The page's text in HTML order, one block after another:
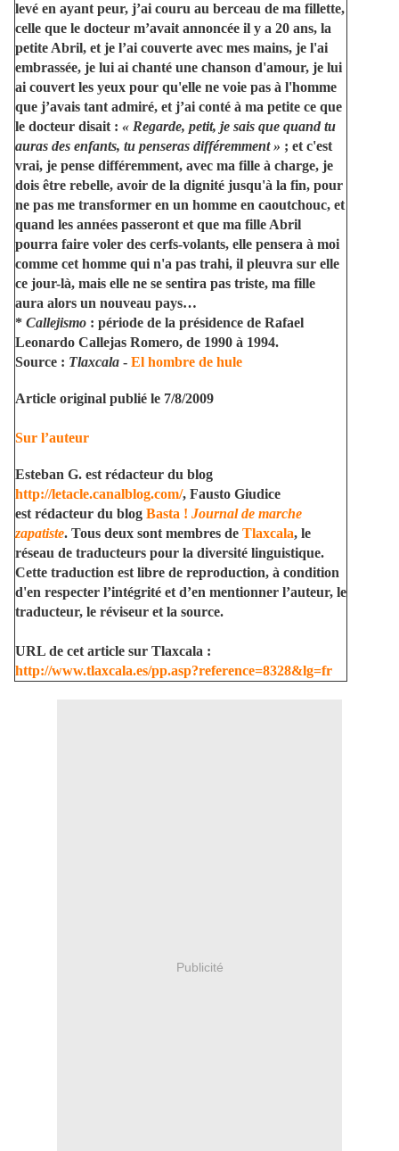
levé en ayant peur, j’ai couru au berceau de ma fillette,
celle que le docteur m’avait annoncée il y a 20 ans, la
petite Abril, et je l’ai couverte avec mes mains, je l'ai
embrassée, je lui ai chanté une chanson d'amour, je lui
ai couvert les yeux pour qu'elle ne voie pas à l'homme
que j’avais tant admiré, et j’ai conté à ma petite ce que
le docteur disait : « Regarde, petit, je sais que quand tu
auras des enfants, tu penseras différemment » ; et c'est
vrai, je pense différemment, avec ma fille à charge, je
dois être rebelle, avoir de la dignité jusqu'à la fin, pour
ne pas me transformer en un homme en caoutchouc, et
quand les années passeront et que ma fille Abril
pourra faire voler des cerfs-volants, elle pensera à moi
comme cet homme qui n'a pas trahi, il pleuvra sur elle
ce jour-là, mais elle ne se sentira pas triste, ma fille
aura alors un nouveau pays…
* Callejismo : période de la présidence de Rafael
Leonardo Callejas Romero, de 1990 à 1994.
Source : Tlaxcala - El hombre de hule
Article original publié le 7/8/2009
Sur l’auteur
Esteban G. est rédacteur du blog
http://letacle.canalblog.com/, Fausto Giudice
est rédacteur du blog Basta ! Journal de marche
zapatiste. Tous deux sont membres de Tlaxcala, le
réseau de traducteurs pour la diversité linguistique.
Cette traduction est libre de reproduction, à condition
d'en respecter l’intégrité et d’en mentionner l’auteur, le
traducteur, le réviseur et la source.
URL de cet article sur Tlaxcala :
http://www.tlaxcala.es/pp.asp?reference=8328&lg=fr
Publicité